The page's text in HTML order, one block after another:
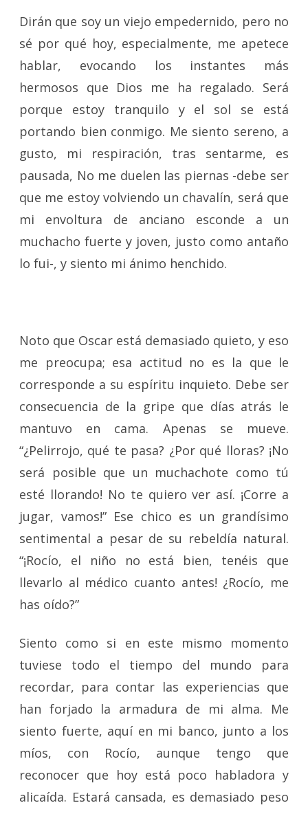
Dirán que soy un viejo empedernido, pero no
sé por qué hoy, especialmente, me apetece
hablar, evocando los instantes más
hermosos que Dios me ha regalado. Será
porque estoy tranquilo y el sol se está
portando bien conmigo. Me siento sereno, a
gusto, mi respiración, tras sentarme, es
pausada, No me duelen las piernas -debe ser
que me estoy volviendo un chavalín, será que
mi envoltura de anciano esconde a un
muchacho fuerte y joven, justo como antaño
lo fui-, y siento mi ánimo henchido.
Noto que Oscar está demasiado quieto, y eso
me preocupa; esa actitud no es la que le
corresponde a su espíritu inquieto. Debe ser
consecuencia de la gripe que días atrás le
mantuvo en cama. Apenas se mueve.
“¿Pelirrojo, qué te pasa? ¿Por qué lloras? ¡No
será posible que un muchachote como tú
esté llorando! No te quiero ver así. ¡Corre a
jugar, vamos!” Ese chico es un grandísimo
sentimental a pesar de su rebeldía natural.
“¡Rocío, el niño no está bien, tenéis que
llevarlo al médico cuanto antes! ¿Rocío, me
has oído?”
Siento como si en este mismo momento
tuviese todo el tiempo del mundo para
recordar, para contar las experiencias que
han forjado la armadura de mi alma. Me
siento fuerte, aquí en mi banco, junto a los
míos, con Rocío, aunque tengo que
reconocer que hoy está poco habladora y
alicaída. Estará cansada, es demasiado peso